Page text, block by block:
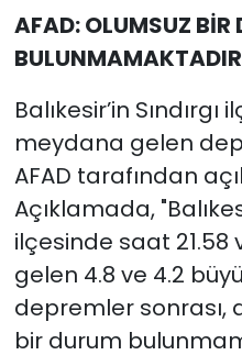
AFAD: OLUMSUZ BİR
BULUNMAMAKTADIR
Balıkesir’in
meydana gelen
AFAD tarafından
Açıklamada,
ilçesinde saat 21.58
gelen 4.8 ve 4.2
depremler sonrası,
bir durum